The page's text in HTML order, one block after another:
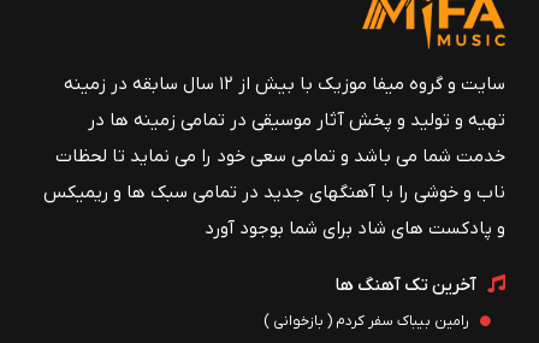
سایت و گروه میفا موزیک با بیش از ۱۲ سال سابقه در زمینه
تهیه و تولید و پخش آثار موسیقی در تمامی زمینه ها در
خدمت شما می باشد و تمامی سعی خود را می نماید تا لحظات
ناب و خوشی را با آهنگهای جدید در تمامی سبک ها و ریمیکس
و پادکست های شاد برای شما بوجود آورد
آخرین تک آهنگ ها
رامین بیباک سفر کردم ( بازخوانی )